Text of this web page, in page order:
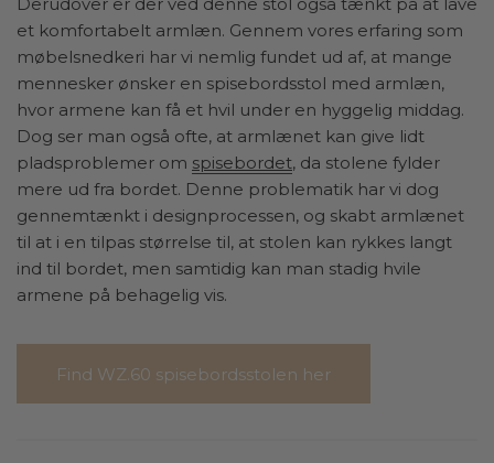
Derudover er der ved denne stol også tænkt på at lave
et komfortabelt armlæn. Gennem vores erfaring som
møbelsnedkeri har vi nemlig fundet ud af, at mange
mennesker ønsker en spisebordsstol med armlæn,
hvor armene kan få et hvil under en hyggelig middag.
Dog ser man også ofte, at armlænet kan give lidt
pladsproblemer om spisebordet, da stolene fylder
mere ud fra bordet. Denne problematik har vi dog
gennemtænkt i designprocessen, og skabt armlænet
til at i en tilpas størrelse til, at stolen kan rykkes langt
ind til bordet, men samtidig kan man stadig hvile
armene på behagelig vis.
Find WZ.60 spisebordsstolen her